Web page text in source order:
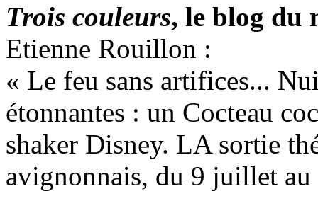
Trois couleurs, le blog du
Etienne Rouillon :
« Le feu sans artifices...
étonnantes : un Cocteau
shaker Disney. LA sortie
avignonnais, du 9 juillet